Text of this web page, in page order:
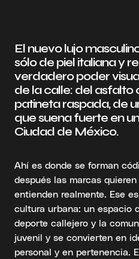
El nuevo lujo
sólo de piel italiana y
verdadero poder
de la calle: del asfalto
patineta raspada, de
que suena fuerte en
Ciudad de México.
Ahí es donde se forman
después las marcas
entienden realmente. Ese
cultura urbana: un espacio
deporte callejero y la
juvenil y se convierten en
personal y en pertenencia.